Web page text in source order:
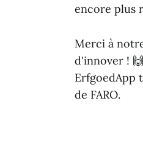
encore plus
Merci à
d'innover !
ErfgoedApp
de FARO.